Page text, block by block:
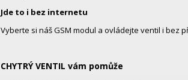
Jde to i bez internetu
Vyberte si náš GSM modul a ovládejte ventil i bez
CHYTRÝ VENTIL vám pomůže